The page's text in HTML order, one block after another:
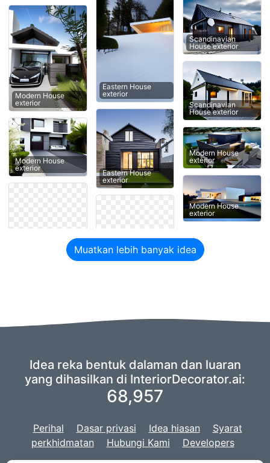
Modern House
exterior
Modern House
exterior
Eastern House
exterior
Eastern House
exterior
Scandinavian
House exterior
Scandinavian
House exterior
Modern House
exterior
Modern House
exterior
Muatkan lebih banyak idea
Idea reka bentuk dalaman dan luaran
yang dihasilkan di InteriorDecorator.ai:
68,957
Perihal Dasar privasi Idea hiasan
Syarat
perkhidmatan
Hubungi Kami Developers